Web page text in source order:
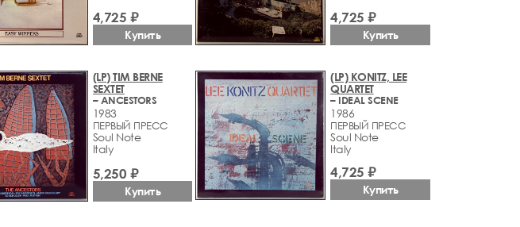
4,725 ₽
Купить
4,725 ₽
Купить
(LP) TIM BERNE
SEXTET
– ANCESTORS
1983
ПЕРВЫЙ ПРЕСС
Soul Note
Italy
5,250 ₽
Купить
(LP) KONITZ, LEE
QUARTET
– IDEAL SCENE
1986
ПЕРВЫЙ ПРЕСС
Soul Note
Italy
4,725 ₽
Купить